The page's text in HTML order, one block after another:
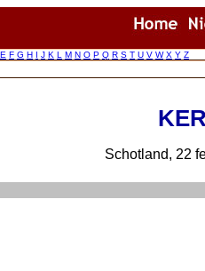
E F G H I J K L M N O P Q R S T U V W X Y Z
Schotland, 22